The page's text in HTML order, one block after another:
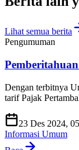
Lihat semua berita
Pengumuman
Dengan terbitnya
tarif Pajak
23 Des 2024,
Informasi Umum